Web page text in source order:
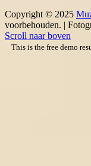
Copyright © 2025
voorbehouden. |
Scroll naar boven
This is the free demo